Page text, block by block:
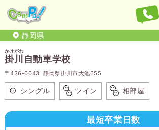
静岡県
掛川
かけがわ
自動車学校
〒436-0043 静岡県掛川市大池655
シングル ツイン 相部屋
最短卒業日数